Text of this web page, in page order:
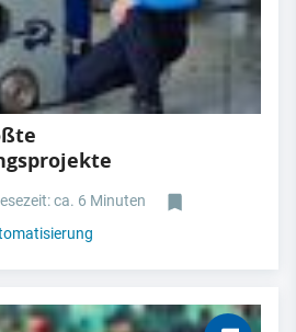
ca. 6 Minuten